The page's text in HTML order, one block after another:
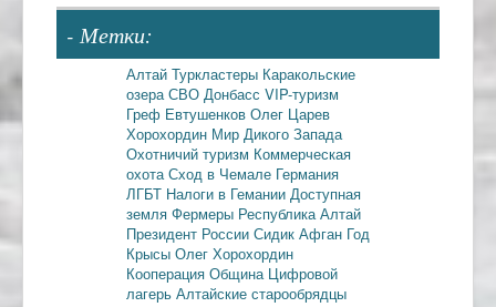
- Метки:
Алтай Туркластеры Каракольские
озераСВО Донбасс VIP-туризм
Греф Евтушенков Олег Царев
Хорохордин Мир Дикого Запада
Охотничий туризм Коммерческая
охотаСход в Чемале Германия
ЛГБТ Налоги в Гемании Доступная
земля Фермеры Республика Алтай
Президент России Сидик Афган Год
Крысы Олег Хорохордин
Кооперация Община Цифровой
лагерь Алтайские старообрядцы